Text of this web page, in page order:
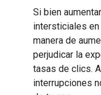
Si bien
intersticiales en
manera de
perjudicar la
tasas de clics.
interrupciones